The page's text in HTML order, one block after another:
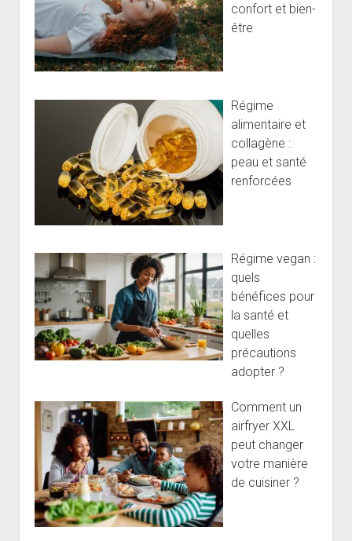
confort et bien-
être
Régime
alimentaire et
collagène :
peau et santé
renforcées
Régime vegan :
quels
bénéfices pour
la santé et
quelles
précautions
adopter ?
Comment un
airfryer XXL
peut changer
votre manière
de cuisiner ?